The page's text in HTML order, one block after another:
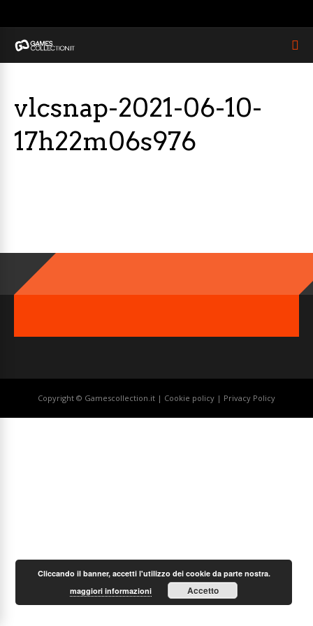
vlcsnap-2021-06-10-
17h22m06s976
Copyright © Gamescollection.it | Cookie policy | Privacy Policy
Cliccando il banner, accetti l'utilizzo dei cookie da parte nostra.
maggiori informazioni
Accetto